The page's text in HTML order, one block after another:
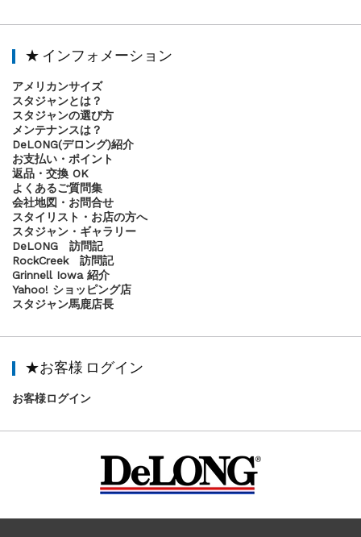
★ インフォメーション
アメリカンサイズ
スタジャンとは？
スタジャンの選び方
メンテナンスは？
DeLONG(デロング)紹介
お支払い・ポイント
返品・交換 OK
よくあるご質問集
会社地図・お問合せ
スタイリスト・お店の方へ
スタジャン・ギャラリー
DeLONG 訪問記
RockCreek 訪問記
Grinnell Iowa 紹介
Yahoo! ショッピング店
スタジャン馬鹿店長
★お客様 ログイン
お客様ログイン